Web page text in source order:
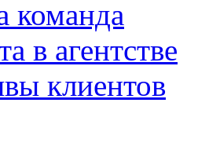
команда
в агентстве
клиентов